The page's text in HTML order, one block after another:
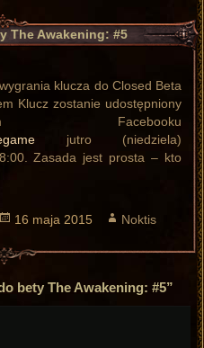
The Awakening: #5
klucza do Closed Beta
Klucz zostanie udostępniony
Facebooku
jutro (niedziela)
Zasada jest prosta – kto
Opublikowano
16 maja 2015 Autor
Noktis
bety The Awakening: #5”